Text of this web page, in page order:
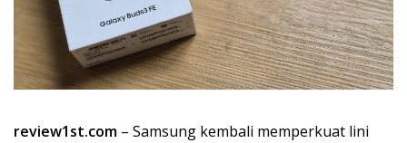
review1st.com – Samsung kembali memperkuat lini